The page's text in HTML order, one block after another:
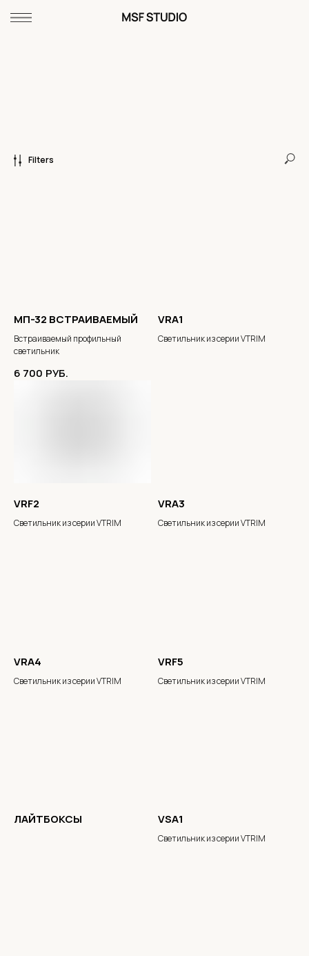
Filters
МП-32 ВСТРАИВАЕМЫЙ
Встраиваемый профильный
светильник
6 700 РУБ.
VRA1
Светильник из серии VTRIM
VRF2
Светильник из серии VTRIM
VRA3
Светильник из серии VTRIM
VRA4
Светильник из серии VTRIM
VRF5
Светильник из серии VTRIM
ЛАЙТБОКСЫ VSA1
Светильник из серии VTRIM